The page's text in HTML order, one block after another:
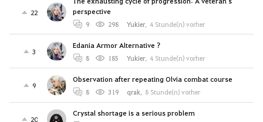
22
perspective
9 298 Yukier, 4 Stunde(n) vorher
3
Edania Armor Alternative ?
8 185 Yukier, 4 Stunde(n) vorher
9
Observation after repeating Olvia combat course
8 319 qrak, 8 Stunde(n) vorher
20
Crystal shortage is a serious problem